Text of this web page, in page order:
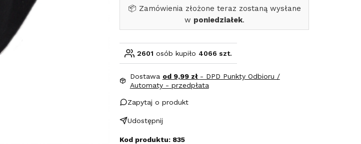
📦 Zamówienia złożone teraz zostaną wysłane
w poniedziałek.
2601 osób kupiło 4066 szt.
Dostawa od 9,99 zł - DPD Punkty Odbioru /
Automaty - przedpłata
Zapytaj o produkt
Udostępnij
Kod produktu: 835